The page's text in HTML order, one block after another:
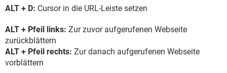
ALT + D: Cursor in die URL-Leiste setzen
ALT + Pfeil links: Zur zuvor aufgerufenen Webseite
zurückblättern
ALT + Pfeil rechts: Zur danach aufgerufenen Webseite
vorblättern